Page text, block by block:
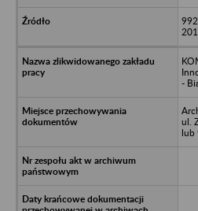
-
ul.
lub